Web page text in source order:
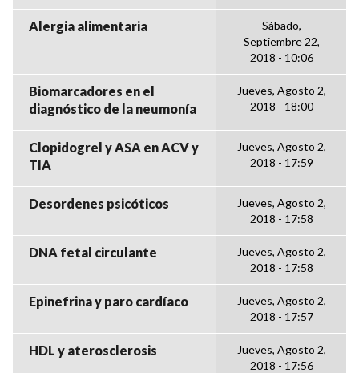
Alergia alimentaria
Sábado,
Septiembre 22,
2018 - 10:06
Biomarcadores en el
diagnóstico de la neumonía
Jueves, Agosto 2,
2018 - 18:00
Clopidogrel y ASA en ACV y
TIA
Jueves, Agosto 2,
2018 - 17:59
Desordenes psicóticos
Jueves, Agosto 2,
2018 - 17:58
DNA fetal circulante
Jueves, Agosto 2,
2018 - 17:58
Epinefrina y paro cardíaco
Jueves, Agosto 2,
2018 - 17:57
HDL y aterosclerosis
Jueves, Agosto 2,
2018 - 17:56